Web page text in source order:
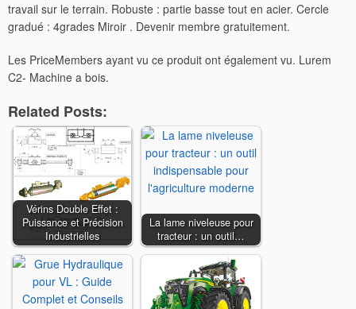
travail sur le terrain. Robuste : partie basse tout en acier. Cercle
gradué : 4grades Miroir . Devenir membre gratuitement.
Les PriceMembers ayant vu ce produit ont également vu. Lurem
C2- Machine a bois.
Related Posts:
Vérins Double Effet :
Puissance et Précision
Industrielles
La lame niveleuse pour
tracteur : un outil…